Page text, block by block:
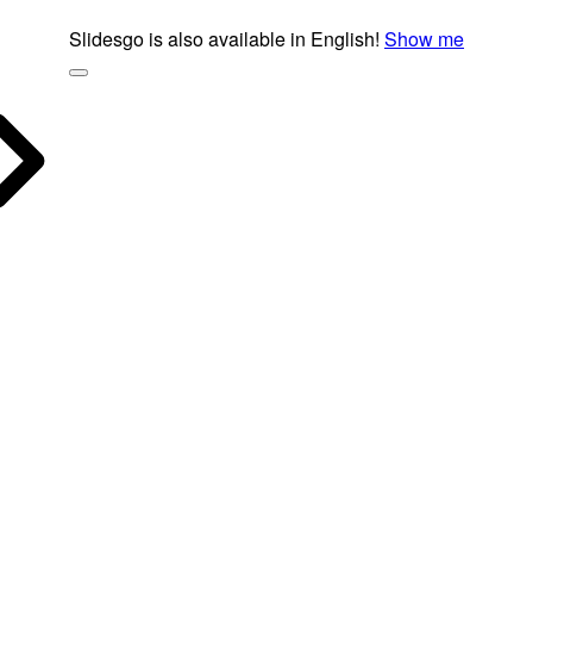
Slidesgo is also available in English! Show me